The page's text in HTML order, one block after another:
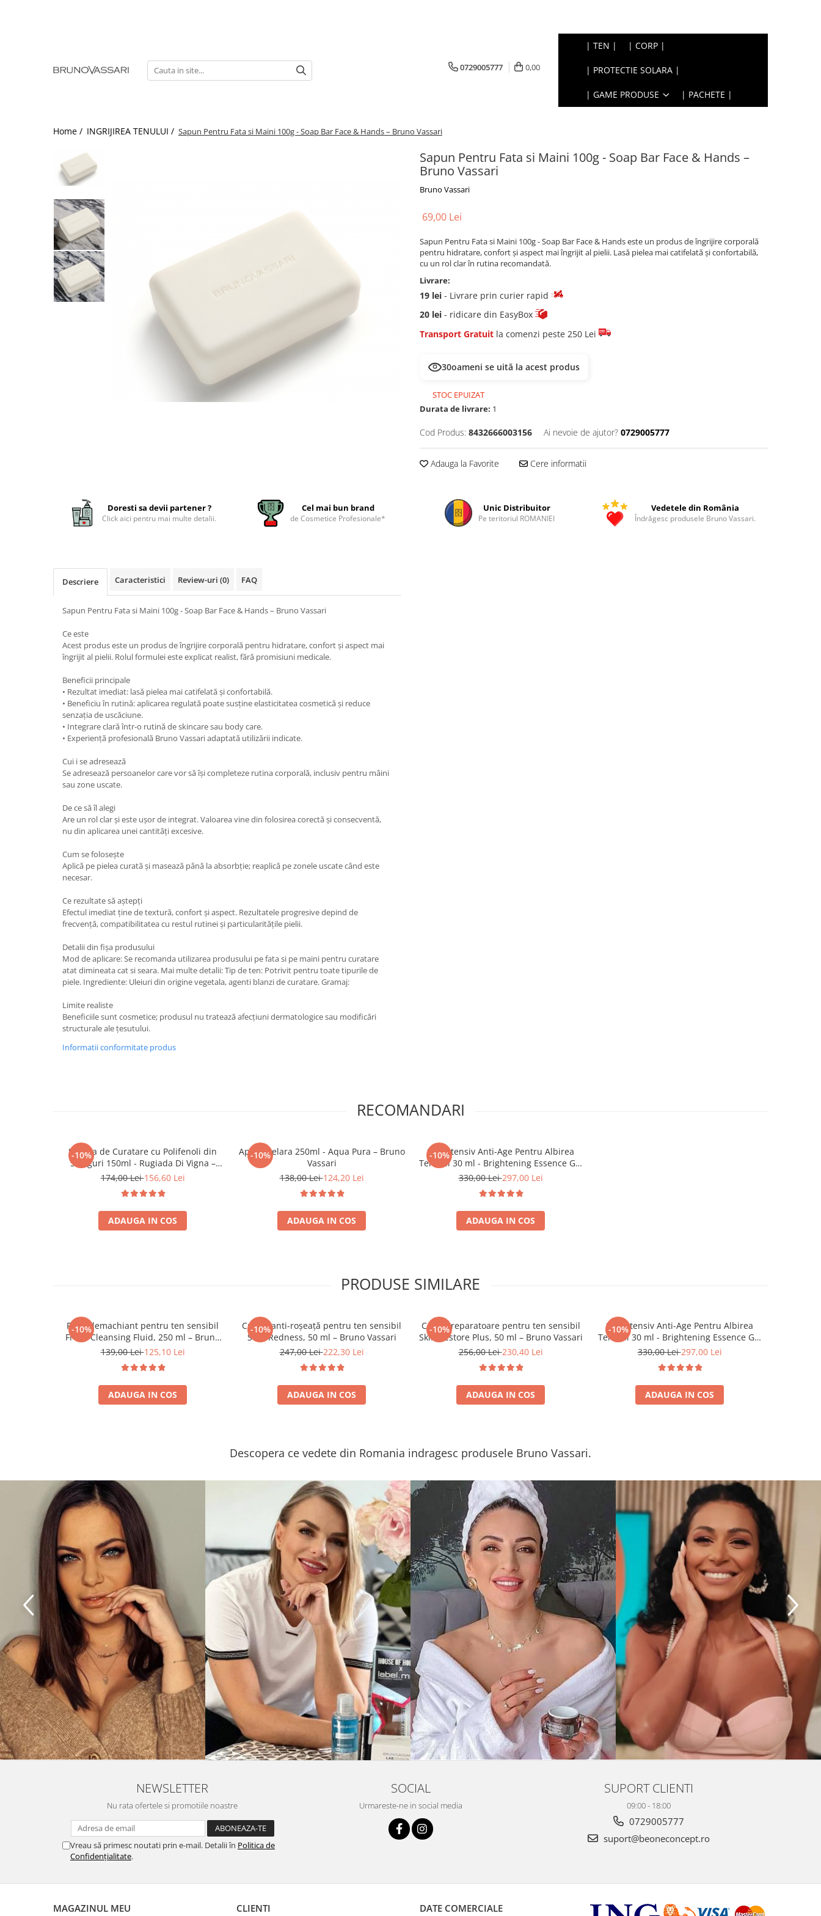
Kianty - Anti-Rid
Skin Comfort - Ten Sensibil
White - Pete Pigmentare
The Basics - Rutina Simpla
Sun Defense - Protectie Solara
ANTI-STRESS
Aqua Genomics - Hidratare
Body Care - Pentru corp
0729005777 0,00
| TEN | | CORP |
| PROTECTIE SOLARA |
| GAME PRODUSE | PACHETE |
Home / INGRIJIREA TENULUI / Sapun Pentru Fata si Maini 100g - Soap Bar Face & Hands – Bruno Vassari
Sapun Pentru Fata si Maini 100g - Soap Bar Face & Hands –
Bruno Vassari
Bruno Vassari
69,00 Lei
Sapun Pentru Fata si Maini 100g - Soap Bar Face & Hands este un produs de îngrijire corporală
pentru hidratare, confort și aspect mai îngrijit al pielii. Lasă pielea mai catifelată și confortabilă,
cu un rol clar în rutina recomandată.
Livrare:
19 lei - Livrare prin curier rapid
20 lei - ridicare din EasyBox
Transport Gratuit la comenzi peste 250 Lei
30oameni se uită la acest produs
STOC EPUIZAT
Durata de livrare: 1
Cod Produs: 8432666003156 Ai nevoie de ajutor? 0729005777
Adauga la Favorite Cere informatii
Doresti sa devii partener ?
Click aici pentru mai multe detalii.
Cel mai bun brand
de Cosmetice Profesionale*
Unic Distribuitor
Pe teritoriul ROMANIEI
Vedetele din România
Îndrăgesc produsele Bruno Vassari.
Descriere Caracteristici Review-uri (0) FAQ
Sapun Pentru Fata si Maini 100g - Soap Bar Face & Hands – Bruno Vassari
Ce este
Acest produs este un produs de îngrijire corporală pentru hidratare, confort și aspect mai
îngrijit al pielii. Rolul formulei este explicat realist, fără promisiuni medicale.
Beneficii principale
• Rezultat imediat: lasă pielea mai catifelată și confortabilă.
• Beneficiu în rutină: aplicarea regulată poate susține elasticitatea cosmetică și reduce
senzația de uscăciune.
• Integrare clară într-o rutină de skincare sau body care.
• Experiență profesională Bruno Vassari adaptată utilizării indicate.
Cui i se adresează
Se adresează persoanelor care vor să își completeze rutina corporală, inclusiv pentru mâini
sau zone uscate.
De ce să îl alegi
Are un rol clar și este ușor de integrat. Valoarea vine din folosirea corectă și consecventă,
nu din aplicarea unei cantități excesive.
Cum se folosește
Aplică pe pielea curată și masează până la absorbție; reaplică pe zonele uscate când este
necesar.
Ce rezultate să aștepți
Efectul imediat ține de textură, confort și aspect. Rezultatele progresive depind de
frecvență, compatibilitatea cu restul rutinei și particularitățile pielii.
Detalii din fișa produsului
Mod de aplicare: Se recomanda utilizarea produsului pe fata si pe maini pentru curatare
atat dimineata cat si seara. Mai multe detalii: Tip de ten: Potrivit pentru toate tipurile de
piele. Ingrediente: Uleiuri din origine vegetala, agenti blanzi de curatare. Gramaj:
Limite realiste
Beneficiile sunt cosmetice; produsul nu tratează afecțiuni dermatologice sau modificări
structurale ale țesutului.
Informatii conformitate produs
RECOMANDARI
-10%
Spuma de Curatare cu Polifenoli din
Struguri 150ml - Rugiada Di Vigna –
Bruno Vassari
174,00 Lei156,60 Lei
ADAUGA IN COS
-10%
Apa Micelara 250ml - Aqua Pura – Bruno
Vassari
138,00 Lei124,20 Lei
ADAUGA IN COS
-10%
Ser Intensiv Anti-Age Pentru Albirea
Tenului 30 ml - Brightening Essence Gel
– Bruno Vassari
330,00 Lei297,00 Lei
ADAUGA IN COS
PRODUSE SIMILARE
-10%
Fluid demachiant pentru ten sensibil
Fresh Cleansing Fluid, 250 ml – Bruno
Vassari
139,00 Lei125,10 Lei
ADAUGA IN COS
-10%
Cremă anti-roșeață pentru ten sensibil
Stop Redness, 50 ml – Bruno Vassari
247,00 Lei222,30 Lei
ADAUGA IN COS
-10%
Cremă reparatoare pentru ten sensibil
Skin Restore Plus, 50 ml – Bruno Vassari
256,00 Lei230,40 Lei
ADAUGA IN COS
-10%
Ser Intensiv Anti-Age Pentru Albirea
Tenului 30 ml - Brightening Essence Gel
– Bruno Vassari
330,00 Lei297,00 Lei
ADAUGA IN COS
Descopera ce vedete din Romania indragesc produsele Bruno Vassari.
NEWSLETTER
Nu rata ofertele si promotiile noastre
Vreau să primesc noutati prin e-mail. Detalii în Politica de
Confidențialitate.
SOCIAL
Urmareste-ne in social media
SUPORT CLIENTI
09:00 - 18:00
0729005777
suport@beoneconcept.ro
MAGAZINUL MEU CLIENTI DATE COMERCIALE